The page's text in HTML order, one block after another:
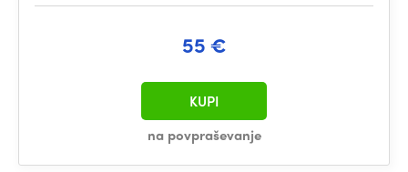
55 €
na povpraševanje
KUPI